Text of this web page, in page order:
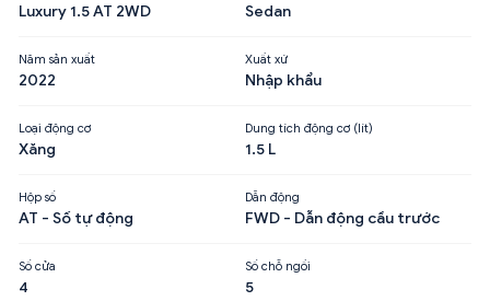
Luxury 1.5 AT 2WD Sedan
Năm sản xuất
2022
Xuất xứ
Nhập khẩu
Loại động cơ
Xăng
Dung tích động cơ (lít)
1.5 L
Hộp số
AT - Số tự động
Dẫn động
FWD - Dẫn động cầu trước
Số cửa
4
Số chỗ ngồi
5